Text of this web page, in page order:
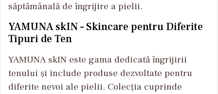
săptămânală de îngrijire a pielii.
YAMUNA skIN – Skincare pentru Diferite
Tipuri de Ten
YAMUNA skIN este gama dedicată îngrijirii
tenului și include produse dezvoltate pentru
diferite nevoi ale pielii. Colecția cuprinde